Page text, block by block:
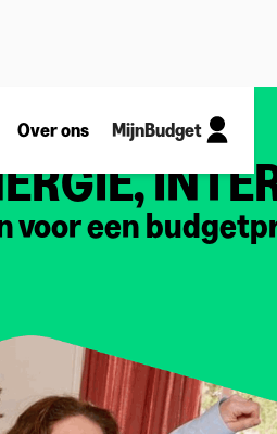
Over ons MijnBudget
voor een